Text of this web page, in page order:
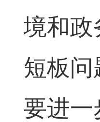
境和政
短板
要进